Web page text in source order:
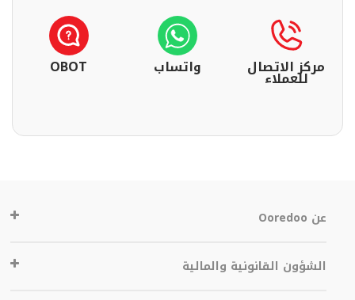
مركز الاتصال
للعملاء واتساب OBOT
عن Ooredoo
الشؤون القانونية والمالية